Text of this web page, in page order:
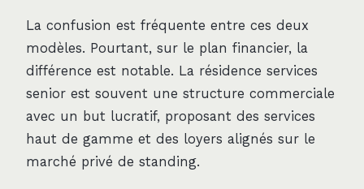
La confusion est fréquente entre ces deux
modèles. Pourtant, sur le plan financier, la
différence est notable. La résidence services
senior est souvent une structure commerciale
avec un but lucratif, proposant des services
haut de gamme et des loyers alignés sur le
marché privé de standing.